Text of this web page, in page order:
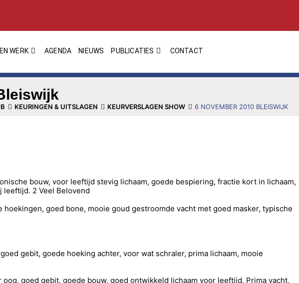
WERK AGENDA NIEUWS PUBLICATIES CONTACT
KEURINGEN & UITSLAGEN KEURVERSLAGEN SHOW 6 NOVEMBER 2010 BLEISWIJK
bouw, voor leeftijd stevig lichaam, goede bespiering, fractie kort in lichaam,
2 Veel Belovend
goed bone, mooie goud gestroomde vacht met goed masker, typische
gebit, goede hoeking achter, voor wat schraler, prima lichaam, mooie
goed gebit, goede bouw, goed ontwikkeld lichaam voor leeftijd. Prima vacht,